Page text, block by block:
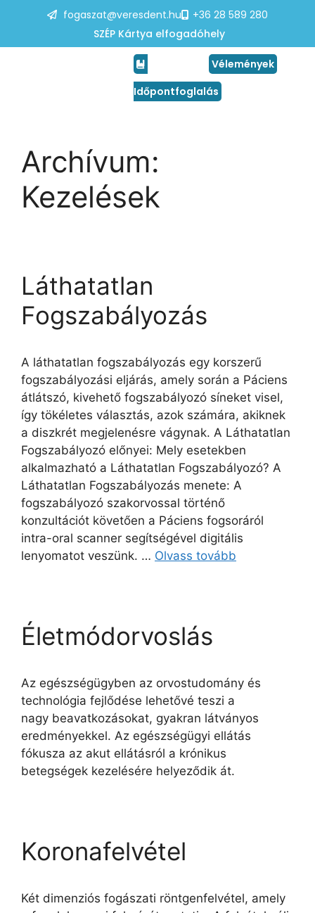
fogaszat@veresdent.hu
+36 28 589 280
SZÉP Kártya elfogadóhely
Időpontfoglalás
Vélemények
Archívum:
Kezelések
Láthatatlan
Fogszabályozás
A láthatatlan fogszabályozás egy korszerű
fogszabályozási eljárás, amely során a Páciens
átlátszó, kivehető fogszabályozó síneket visel,
így tökéletes választás, azok számára, akiknek
a diszkrét megjelenésre vágynak. A Láthatatlan
Fogszabályozó előnyei: Mely esetekben
alkalmazható a Láthatatlan Fogszabályozó? A
Láthatatlan Fogszabályozás menete: A
fogszabályozó szakorvossal történő
konzultációt követően a Páciens fogsoráról
intra-oral scanner segítségével digitális
lenyomatot veszünk. … Olvass tovább
Életmódorvoslás
Az egészségügyben az orvostudomány és
technológia fejlődése lehetővé teszi a
nagy beavatkozásokat, gyakran látványos
eredményekkel. Az egészségügyi ellátás
fókusza az akut ellátásról a krónikus
betegségek kezelésére helyeződik át.
Koronafelvétel
Két dimenziós fogászati röntgenfelvétel, amely